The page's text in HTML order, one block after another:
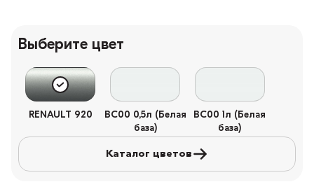
Выберите цвет
RENAULT 920
BC00 0,5л (Белая
база)
BC00 1л (Белая
база)
Каталог цветов